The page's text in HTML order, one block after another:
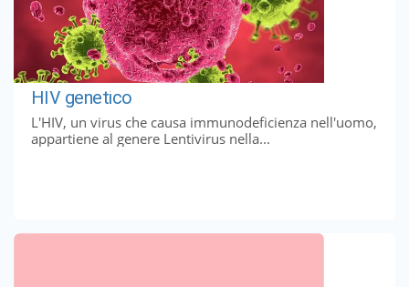
HIV genetico
L'HIV, un virus che causa immunodeficienza nell'uomo,
appartiene al genere Lentivirus nella...